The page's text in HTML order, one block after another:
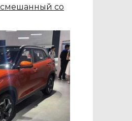
смешанный со